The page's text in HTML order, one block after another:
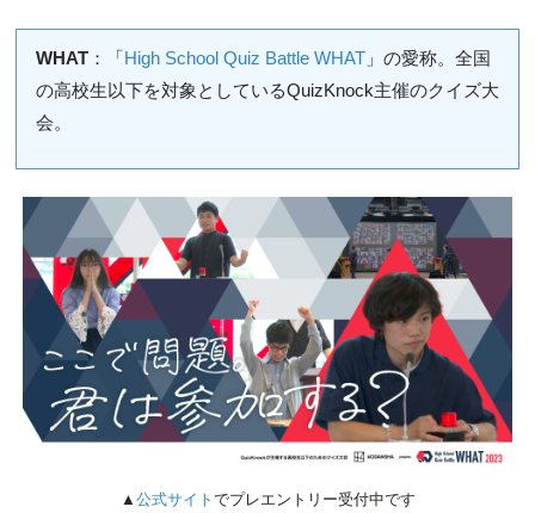
WHAT：「High School Quiz Battle WHAT」の愛称。全国
の高校生以下を対象としているQuizKnock主催のクイズ大
会。
▲ 公式サイト でプレエントリー受付中です